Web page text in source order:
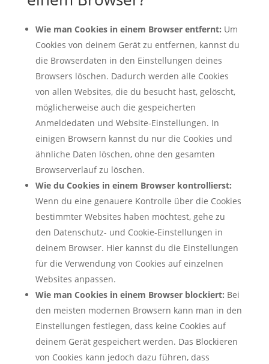
Wie man Cookies in einem Browser entfernt: Um
Cookies von deinem Gerät zu entfernen, kannst du
die Browserdaten in den Einstellungen deines
Browsers löschen. Dadurch werden alle Cookies
von allen Websites, die du besucht hast, gelöscht,
möglicherweise auch die gespeicherten
Anmeldedaten und Website-Einstellungen. In
einigen Browsern kannst du nur die Cookies und
ähnliche Daten löschen, ohne den gesamten
Browserverlauf zu löschen.
Wie du Cookies in einem Browser kontrollierst:
Wenn du eine genauere Kontrolle über die Cookies
bestimmter Websites haben möchtest, gehe zu
den Datenschutz- und Cookie-Einstellungen in
deinem Browser. Hier kannst du die Einstellungen
für die Verwendung von Cookies auf einzelnen
Websites anpassen.
Wie man Cookies in einem Browser blockiert: Bei
den meisten modernen Browsern kann man in den
Einstellungen festlegen, dass keine Cookies auf
deinem Gerät gespeichert werden. Das Blockieren
von Cookies kann jedoch dazu führen, dass